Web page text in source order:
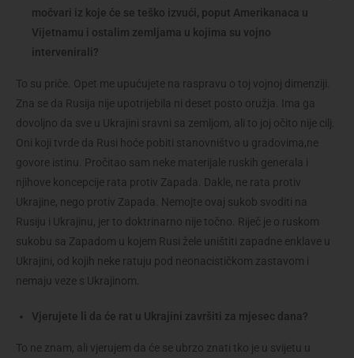
močvari iz koje će se teško izvući, poput Amerikanaca u
Vijetnamu i ostalim zemljama u kojima su vojno
intervenirali?
To su priče. Opet me upućujete na raspravu o toj vojnoj dimenziji.
Zna se da Rusija nije upotrijebila ni deset posto oružja. Ima ga
dovoljno da sve u Ukrajini sravni sa zemljom, ali to joj očito nije cilj.
Oni koji tvrde da Rusi hoće pobiti stanovništvo u gradovima,ne
govore istinu. Pročitao sam neke materijale ruskih generala i
njihove koncepcije rata protiv Zapada. Dakle, ne rata protiv
Ukrajine, nego protiv Zapada. Nemojte ovaj sukob svoditi na
Rusiju i Ukrajinu, jer to doktrinarno nije točno. Riječ je o ruskom
sukobu sa Zapadom u kojem Rusi žele uništiti zapadne enklave u
Ukrajini, od kojih neke ratuju pod neonacističkom zastavom i
nemaju veze s Ukrajinom.
Vjerujete li da će rat u Ukrajini završiti za mjesec dana?
To ne znam, ali vjerujem da će se ubrzo znati tko je u svijetu u